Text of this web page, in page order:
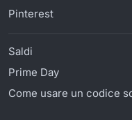
Pinterest
Saldi
Prime Day
Come usare un codice